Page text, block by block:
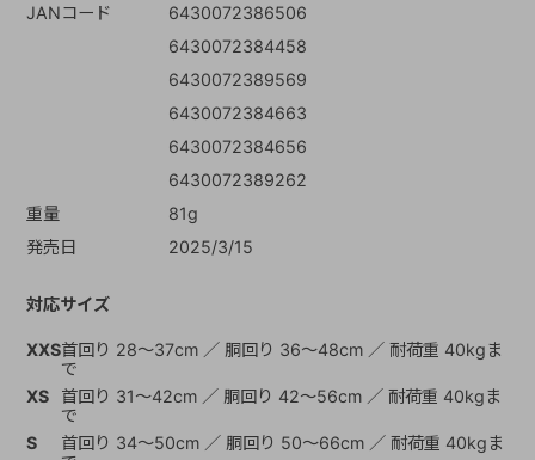
JANコード
6430072386506
6430072384458
6430072389569
6430072384663
6430072384656
6430072389262
重量
81g
発売日
2025/3/15
対応サイズ
XXS首回り 28～37cm ／ 胴回り 36～48cm ／ 耐荷重 40kgま
で
XS
首回り 31～42cm ／ 胴回り 42～56cm ／ 耐荷重 40kgま
で
S
首回り 34～50cm ／ 胴回り 50～66cm ／ 耐荷重 40kgま